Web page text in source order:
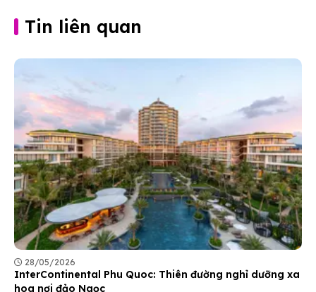
Tin liên quan
28/05/2026
InterContinental Phu Quoc: Thiên đường nghỉ dưỡng xa
hoa nơi đảo Ngọc